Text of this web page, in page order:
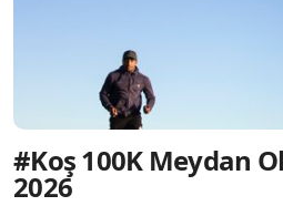
#Koş 100K Meydan
2026